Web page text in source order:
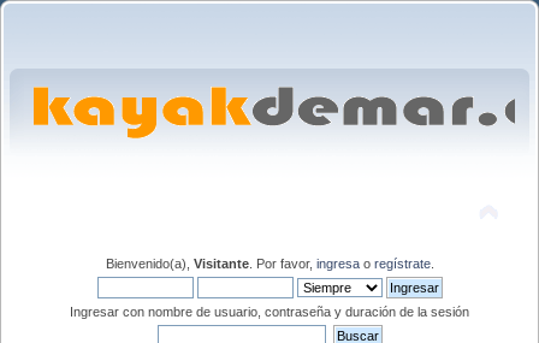
Bienvenido(a), Visitante. Por favor, ingresao regístrate.
Ingresar con nombre de usuario, contraseña y duración de la sesión